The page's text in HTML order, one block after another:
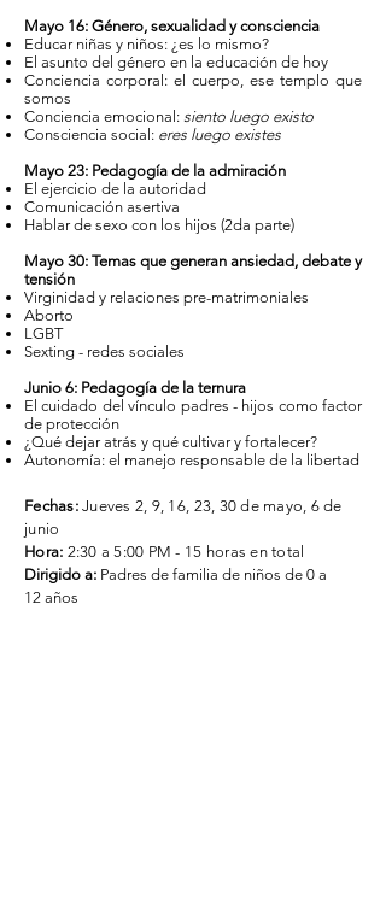
Mayo 16:​ Género, sexualidad y consciencia
Educar niñas y niños: ¿es lo mismo?
El asunto del género en la educación de hoy
Conciencia corporal: el cuerpo, ese templo que
somos
Conciencia emocional: siento luego existo
Consciencia social: eres luego existes
Mayo 23:​ Pedagogía de la admiración
El ejercicio de la autoridad
Comunicación asertiva
Hablar de sexo con los hijos (2da parte)
Mayo 30: Temas que generan ansiedad, debate y
tensión
Virginidad y relaciones pre-matrimoniales
Aborto
LGBT
Sexting - redes sociales
Junio 6​: Pedagogía de la ternura
El cuidado del vínculo padres - hijos como factor
de protección
¿Qué dejar atrás y qué cultivar y fortalecer?
Autonomía: el manejo responsable de la libertad
Fechas:Jueves 2, 9, 16, 23, 30 de mayo, 6 de
junio
Hora: 2:30 a 5:00 PM - 15 horas en total
Dirigido a: Padres de familia de niños de 0 a
12 años